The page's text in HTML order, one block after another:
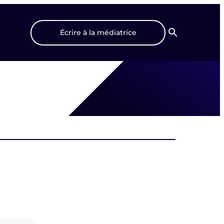
Écrire à la médiatrice
Recherche